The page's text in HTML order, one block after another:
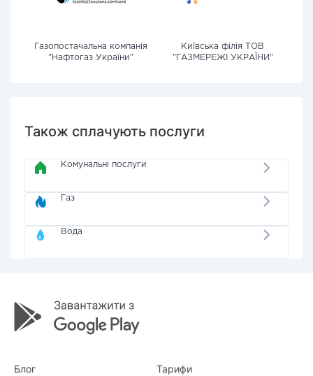
Газопостачальна компанія
"Нафтогаз України"
Київська філія ТОВ
"ГАЗМЕРЕЖІ УКРАЇНИ"
Також сплачують послуги
Комунальні послуги
Газ
Вода
Блог Тарифи